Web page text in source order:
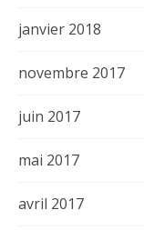
janvier 2018
novembre 2017
juin 2017
mai 2017
avril 2017